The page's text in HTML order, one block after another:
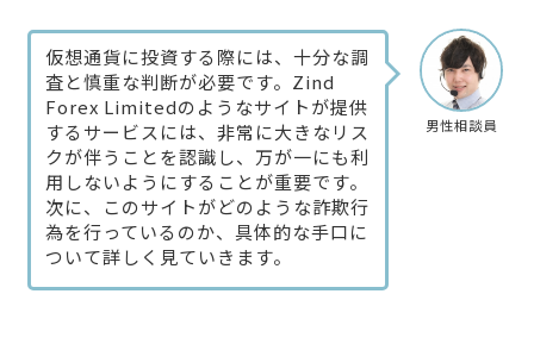
男性相談員
仮想通貨に投資する際には、十分な調
査と慎重な判断が必要です。Zind
Forex Limitedのようなサイトが提供
するサービスには、非常に大きなリス
クが伴うことを認識し、万が一にも利
用しないようにすることが重要です。
次に、このサイトがどのような詐欺行
為を行っているのか、具体的な手口に
ついて詳しく見ていきます。